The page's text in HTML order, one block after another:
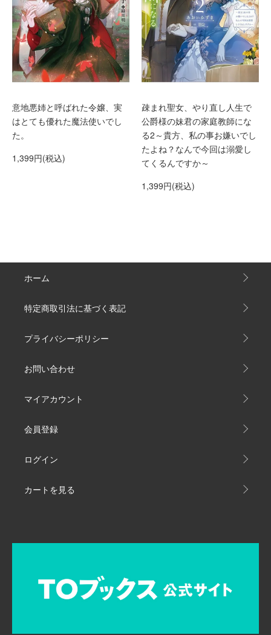
意地悪姉と呼ばれた令嬢、実
はとても優れた魔法使いでし
た。
1,399円(税込)
疎まれ聖女、やり直し人生で
公爵様の妹君の家庭教師にな
る2～貴方、私の事お嫌いでし
たよね？なんで今回は溺愛し
てくるんですか～
1,399円(税込)
ホーム
特定商取引法に基づく表記
プライバシーポリシー
お問い合わせ
マイアカウント
会員登録
ログイン
カートを見る